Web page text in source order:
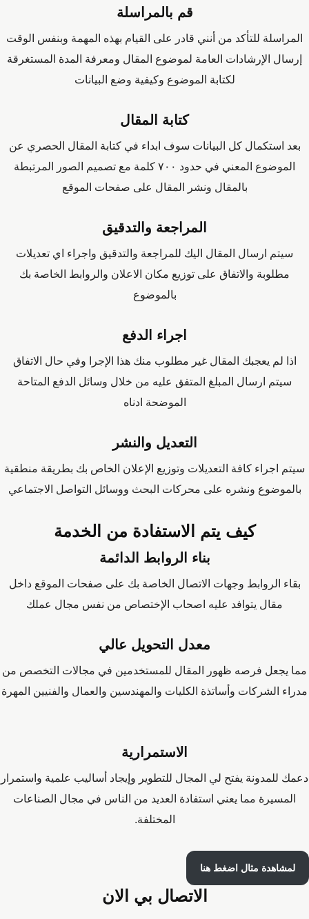
قم بالمراسلة
المراسلة للتأكد من أنني قادر على القيام بهذه المهمة وبنفس الوقت
إرسال الإرشادات العامة لموضوع المقال ومعرفة المدة المستغرقة
لكتابة الموضوع وكيفية وضع البيانات
كتابة المقال
بعد استكمال كل البيانات سوف ابداء في كتابة المقال الحصري عن
الموضوع المعني في حدود ٧٠٠ كلمة مع تصميم الصور المرتبطة
بالمقال ونشر المقال على صفحات الموقع
المراجعة والتدقيق
سيتم ارسال المقال اليك للمراجعة والتدقيق واجراء اي تعديلات
مطلوبة والاتفاق على توزيع مكان الاعلان والروابط الخاصة بك
بالموضوع
اجراء الدفع
اذا لم يعجبك المقال غير مطلوب منك هذا الإجرا وفي حال الاتفاق
سيتم ارسال المبلغ المتفق عليه من خلال وسائل الدفع المتاحة
الموضحة ادناه
التعديل والنشر
سيتم اجراء كافة التعديلات وتوزيع الإعلان الخاص بك بطريقة منطقية
بالموضوع ونشره على محركات البحث ووسائل التواصل الاجتماعي
كيف يتم الاستفادة من الخدمة
بناء الروابط الدائمة
بقاء الروابط وجهات الاتصال الخاصة بك على صفحات الموقع داخل
مقال يتوافد عليه اصحاب الإختصاص من نفس مجال عملك
معدل التحويل عالي
مما يجعل فرصه ظهور المقال للمستخدمين في مجالات التخصص من
مدراء الشركات وأساتذة الكليات والمهندسين والعمال والفنيين المهرة
الاستمرارية
دعمك للمدونة يفتح لي المجال للتطوير وإيجاد أساليب علمية واستمرار
المسيرة مما يعني استفادة العديد من الناس في مجال الصناعات
المختلفة.
لمشاهدة مثال اضغط هنا
الاتصال بي الان